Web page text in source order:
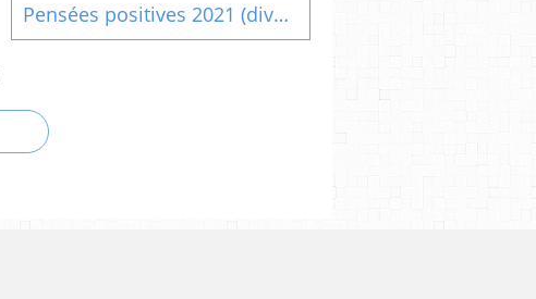
Pensées positives 2021 (divers )